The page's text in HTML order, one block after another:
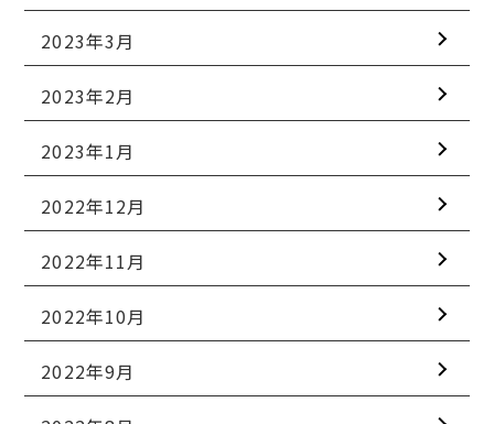
2023年3月
2023年2月
2023年1月
2022年12月
2022年11月
2022年10月
2022年9月